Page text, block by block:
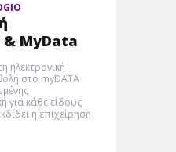
& MyData
ηλεκτρονική
στο myDATA
για κάθε είδους
η επιχείρηση